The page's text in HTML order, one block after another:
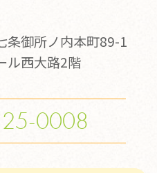
条御所ノ内本町89-1
ル西大路2階
0008